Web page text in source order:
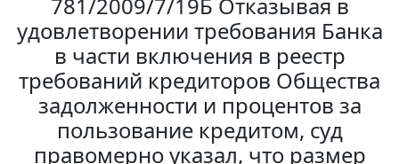
781/2009/7/19Б Отказывая в
удовлетворении требования Банка
в части включения в реестр
требований кредиторов Общества
задолженности и процентов за
пользование кредитом, суд
правомерно указал, что размер